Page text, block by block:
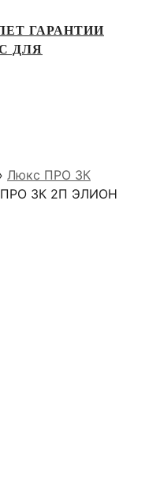
ГАРАНТИИ
ДЛЯ
Люкс ПРО 3К
3К 2П ЭЛИОН